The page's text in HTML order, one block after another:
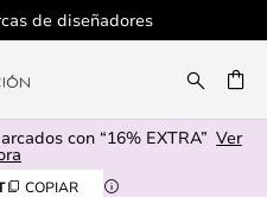
de diseñadores
con “16% EXTRA” Ver
COPIAR